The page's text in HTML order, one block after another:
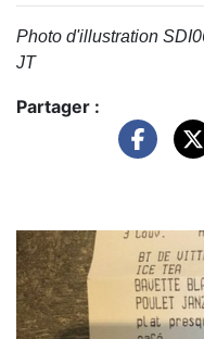
Photo d'illustration
JT
Partager :